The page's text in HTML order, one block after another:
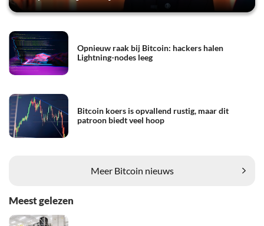
Opnieuw raak bij Bitcoin: hackers halen
Lightning-nodes leeg
Bitcoin koers is opvallend rustig, maar dit
patroon biedt veel hoop
Meer Bitcoin nieuws
Meest gelezen